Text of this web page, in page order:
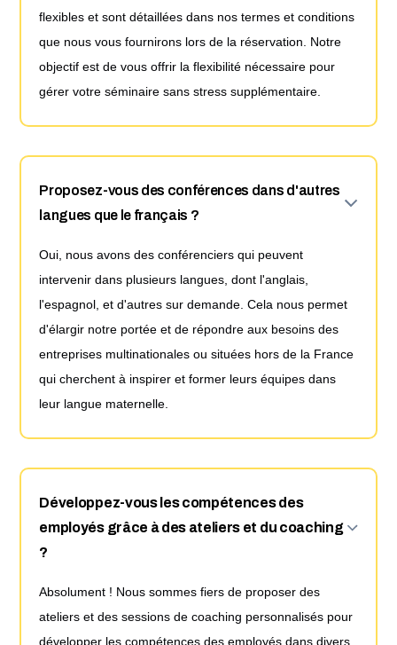
flexibles et sont détaillées dans nos termes et conditions
que nous vous fournirons lors de la réservation. Notre
objectif est de vous offrir la flexibilité nécessaire pour
gérer votre séminaire sans stress supplémentaire.
Proposez-vous des conférences dans d'autres
langues que le français ?
Oui, nous avons des conférenciers qui peuvent
intervenir dans plusieurs langues, dont l'anglais,
l'espagnol, et d'autres sur demande. Cela nous permet
d'élargir notre portée et de répondre aux besoins des
entreprises multinationales ou situées hors de la France
qui cherchent à inspirer et former leurs équipes dans
leur langue maternelle.
Développez-vous les compétences des
employés grâce à des ateliers et du coaching
?
Absolument ! Nous sommes fiers de proposer des
ateliers et des sessions de coaching personnalisés pour
développer les compétences des employés dans divers